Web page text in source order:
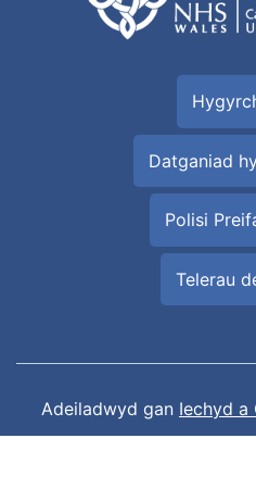
Datganiad
Polisi
Telerau
Adeiladwyd gan Iechyd a